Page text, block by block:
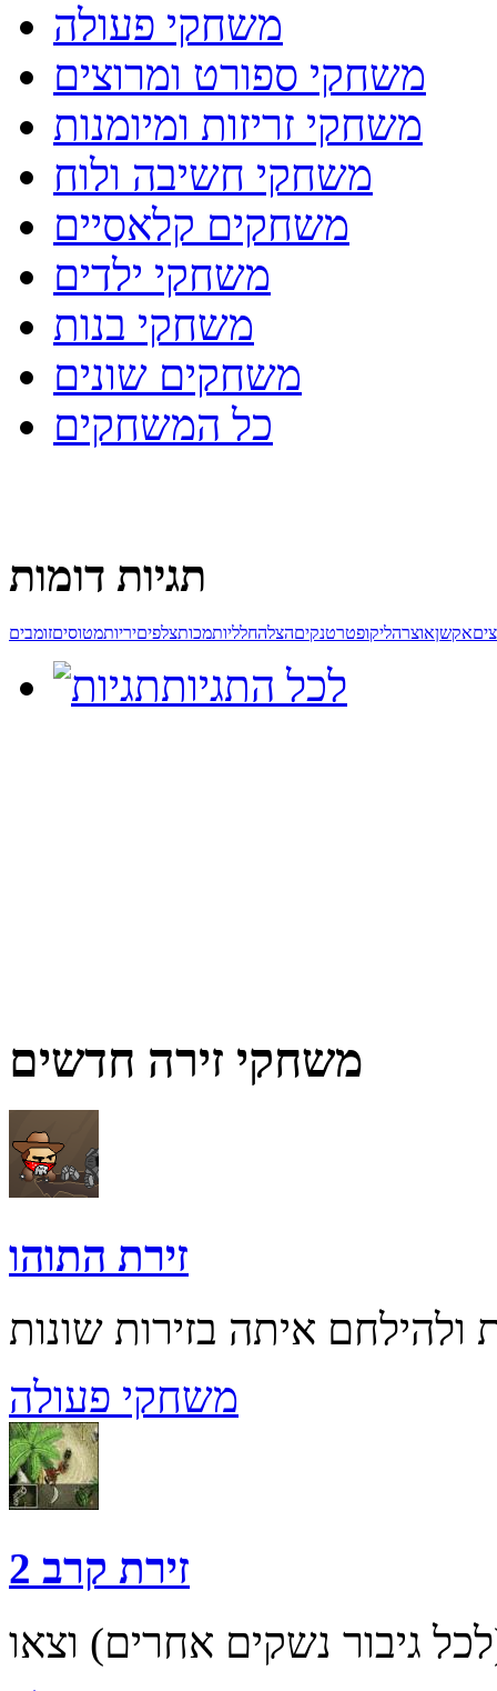
משחקי פעולה
משחקי ספורט ומרוצים
משחקי זריזות ומיומנות
משחקי חשיבה ולוח
משחקים קלאסיים
משחקי ילדים
משחקי בנות
משחקים שונים
כל המשחקים
תגיות דומות
אקשןאוצרהליקופטרטנקיםהצלהחלליותמכותצלפיםיריותמטוסיםזומבים
לכל התגיות
משחקי זירה חדשים
זירת התוהו
משחקי פעולה
זירת קרב 2